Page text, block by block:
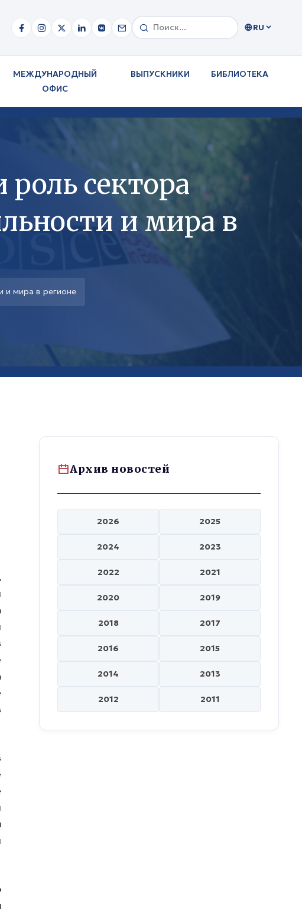
RU
МЕЖДУНАРОДНЫЙ
ОФИС
ВЫПУСКНИКИ БИБЛИОТЕКА
сектора
и мира в
и мира в регионе
Архив новостей
2026 2025
2024 2023
2022 2021
2020 2019
2018 2017
2016 2015
2014 2013
2012 2011